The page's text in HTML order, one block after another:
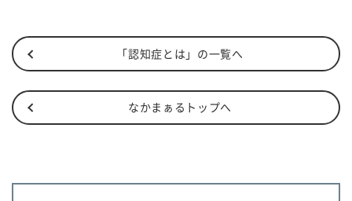
「認知症とは」の一覧へ
なかまぁるトップへ